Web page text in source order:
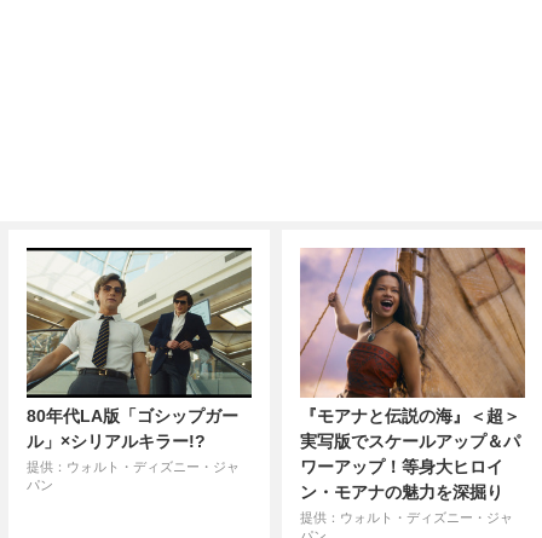
80年代LA版「ゴシップガー
ル」×シリアルキラー!?
提供：ウォルト・ディズニー・ジャ
パン
『モアナと伝説の海』＜超＞
実写版でスケールアップ＆パ
ワーアップ！等身大ヒロイ
ン・モアナの魅力を深掘り
提供：ウォルト・ディズニー・ジャ